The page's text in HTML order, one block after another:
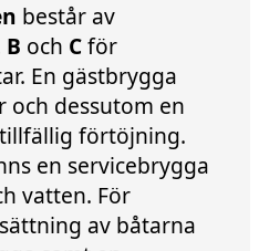
består av
B och Cför
En gästbrygga
och dessutom en
förtöjning.
en servicebrygga
vatten. För
av båtarna